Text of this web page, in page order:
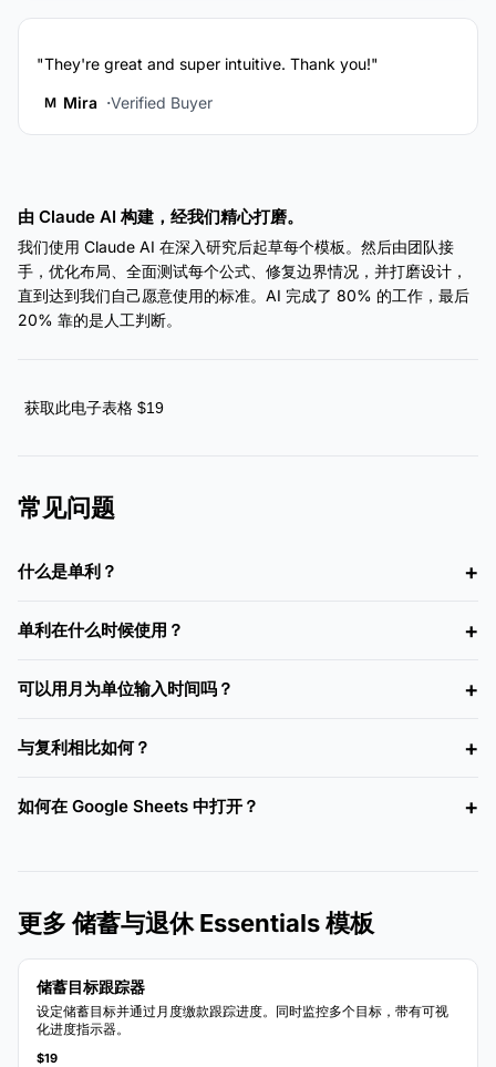
"They're great and super intuitive. Thank you!"
M Mira Verified Buyer
由 Claude AI 构建，经我们精心打磨。
我们使用 Claude AI 在深入研究后起草每个模板。然后由团队接
手，优化布局、全面测试每个公式、修复边界情况，并打磨设计，
直到达到我们自己愿意使用的标准。AI 完成了 80% 的工作，最后
20% 靠的是人工判断。
获取此电子表格 $19
常见问题
什么是单利？
单利在什么时候使用？
可以用月为单位输入时间吗？
与复利相比如何？
如何在 Google Sheets 中打开？
更多 储蓄与退休 Essentials 模板
储蓄目标跟踪器
设定储蓄目标并通过月度缴款跟踪进度。同时监控多个目标，带有可视
化进度指示器。
$19